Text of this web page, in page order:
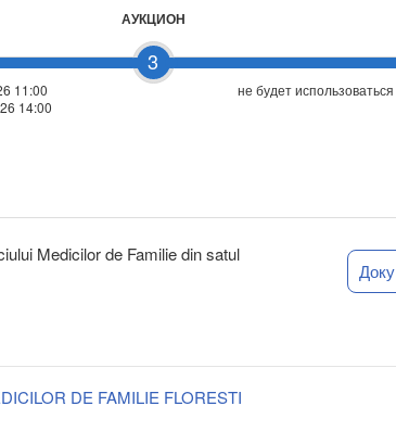
11:00
14:00
3
АУКЦИОН
не будет использоваться
Medicilor de Familie din satul
DE FAMILIE FLORESTI